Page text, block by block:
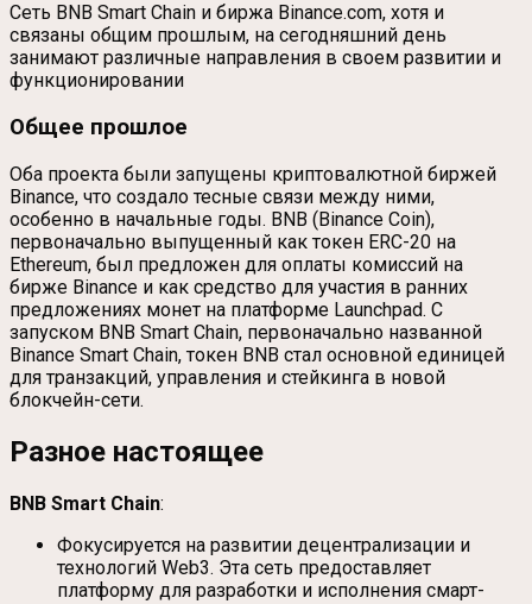
Сеть BNB Smart Chain и биржа Binance.com, хотя и
связаны общим прошлым, на сегодняшний день
занимают различные направления в своем развитии и
функционировании
Общее прошлое
Оба проекта были запущены криптовалютной биржей
Binance, что создало тесные связи между ними,
особенно в начальные годы. BNB (Binance Coin),
первоначально выпущенный как токен ERC-20 на
Ethereum, был предложен для оплаты комиссий на
бирже Binance и как средство для участия в ранних
предложениях монет на платформе Launchpad. С
запуском BNB Smart Chain, первоначально названной
Binance Smart Chain, токен BNB стал основной единицей
для транзакций, управления и стейкинга в новой
блокчейн-сети.
Разное настоящее
BNB Smart Chain:
Фокусируется на развитии децентрализации и
технологий Web3. Эта сеть предоставляет
платформу для разработки и исполнения смарт-